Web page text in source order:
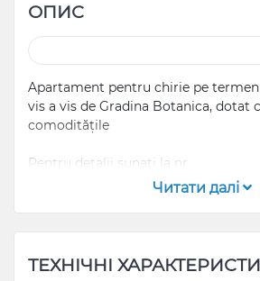
ОПИС
Apartament pentru chirie pe
vis a vis de Gradina Botanica, dotat
comoditățile
Pentru detalii sunați la nr
Читати далі
ТЕХНІЧНІ